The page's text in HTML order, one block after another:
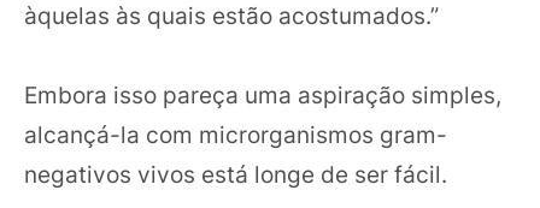
àquelas às quais estão acostumados.”
Embora isso pareça uma aspiração simples,
alcançá-la com microrganismos gram-
negativos vivos está longe de ser fácil.